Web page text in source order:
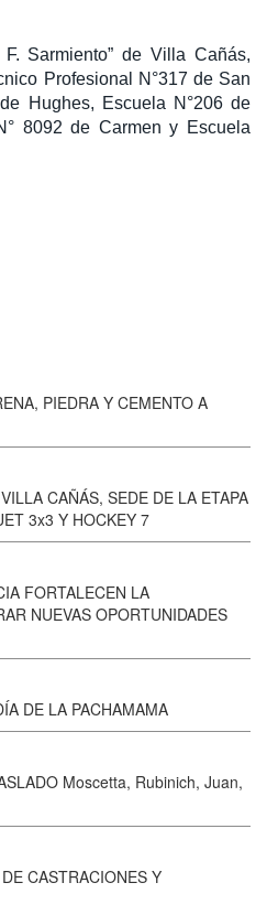
Sarmiento” de Villa Cañás,
Profesional N°317 de San
Hughes, Escuela N°206 de
8092 de Carmen y Escuela
PIEDRA Y CEMENTO A
CAÑÁS, SEDE DE LA ETAPA
3x3 Y HOCKEY 7
FORTALECEN LA
NUEVAS OPORTUNIDADES
DE LA PACHAMAMA
Moscetta, Rubinich, Juan,
CASTRACIONES Y